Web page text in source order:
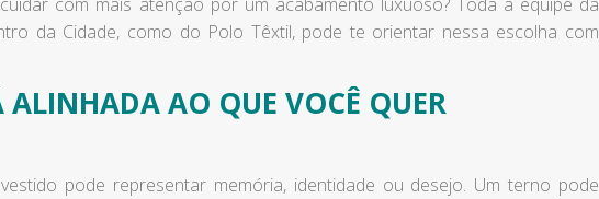
da Cidade, como do Polo Têxtil, pode te orientar nessa escolha com
ALINHADA AO QUE VOCÊ QUER
pode representar memória, identidade ou desejo. Um terno pode